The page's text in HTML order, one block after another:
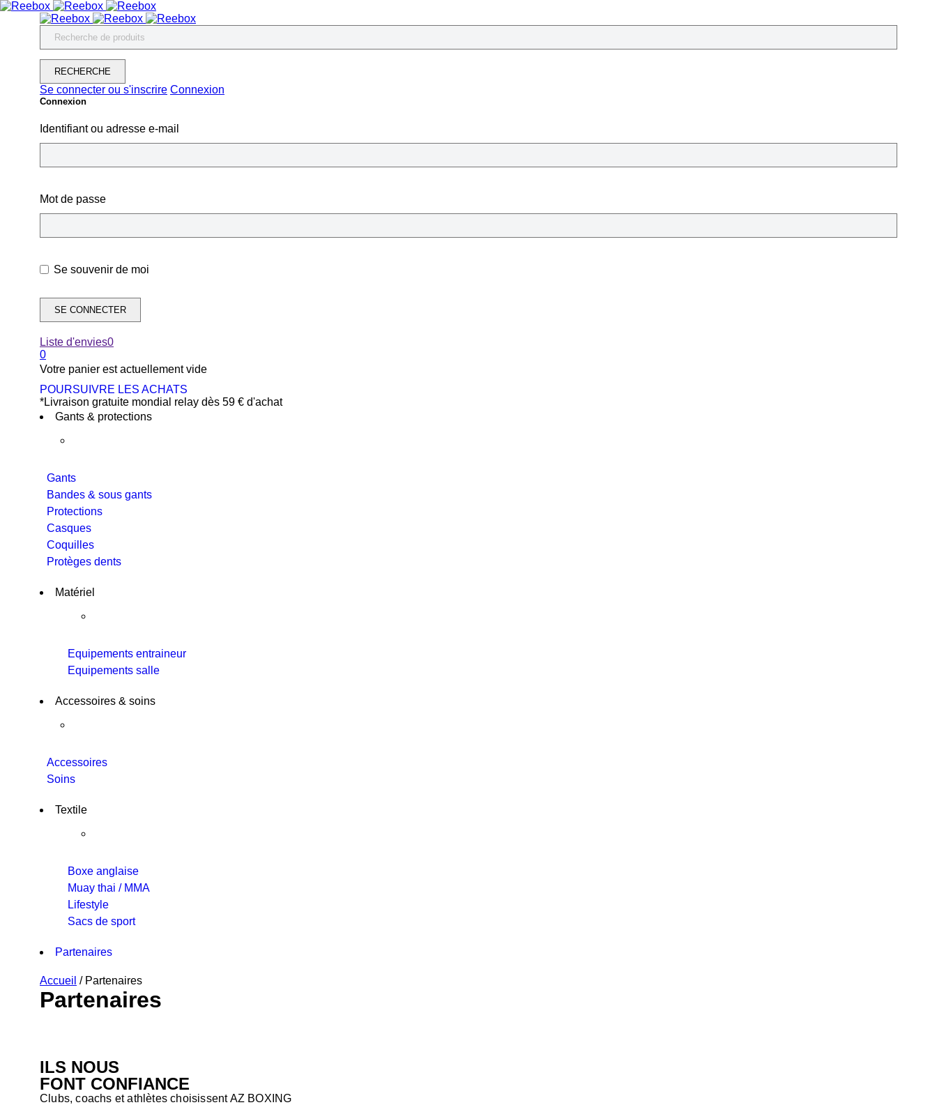
Se connecter ou s'inscrire Connexion
Connexion
Identifiant ou adresse e-mail
Mot de passe
Se souvenir de moi
Liste d'envies0
0
Votre panier est actuellement vide
POURSUIVRE LES ACHATS
*Livraison gratuite mondial relay dès 59 € d'achat
Gants & protections
Gants
Bandes & sous gants
Protections
Casques
Coquilles
Protèges dents
Matériel
Equipements entraineur
Equipements salle
Accessoires & soins
Accessoires
Soins
Textile
Boxe anglaise
Muay thai / MMA
Lifestyle
Sacs de sport
Partenaires
Accueil / Partenaires
Partenaires
ILS NOUS
FONT CONFIANCE
Clubs, coachs et athlètes choisissent AZ BOXING